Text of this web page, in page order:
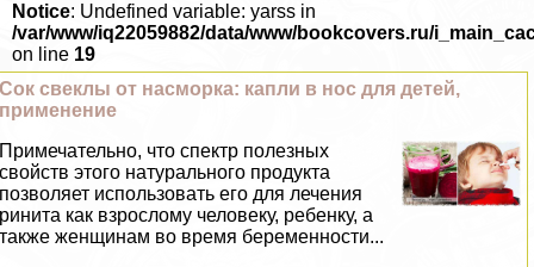
Notice: Undefined variable: yarss in
/var/www/iq22059882/data/www/bookcovers.ru/
on line 19
Сок свеклы от насморка: капли в нос для детей,
применение
Примечательно, что спектр полезных
свойств этого натурального продукта
позволяет использовать его для лечения
ринита как взрослому человеку, ребенку, а
также женщинам во время беременности...